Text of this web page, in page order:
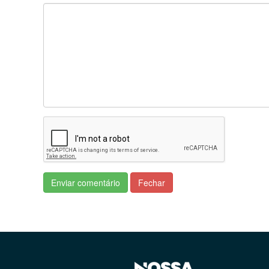
Enviar comentário Fechar